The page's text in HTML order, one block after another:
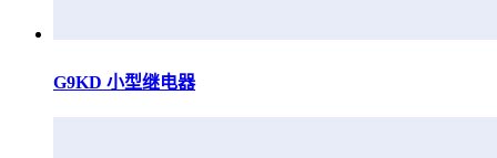
G9KD 小型继电器